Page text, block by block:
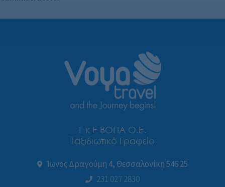
Γ κ Ε ΒΟΓΙΑ Ο.Ε.
Ταξιδιωτικό Γραφείο
Ίωνος Δραγούμη 4, Θεσσαλονίκη 546 25
231 027 2830